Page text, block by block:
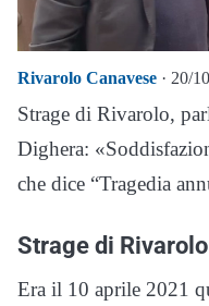
Rivarolo Canavese · 20/
Strage di Rivarolo,
Dighera:
che dice “Tragedia
Strage di Rivarolo
Era il 10 aprile 2021